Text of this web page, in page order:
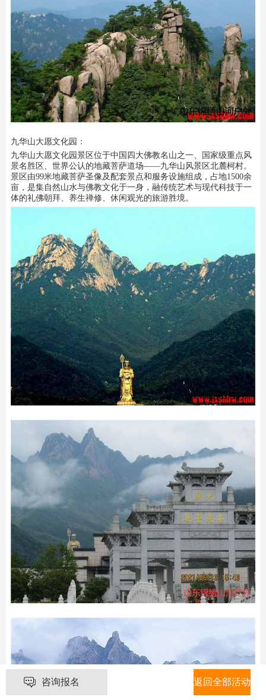
九华山大愿文化园：
九华山大愿文化园景区位于中国四大佛教名山之一、国家级重点风
景名胜区、世界公认的地藏菩萨道场――九华山风景区北麓柯村。
景区由99米地藏菩萨圣像及配套景点和服务设施组成，占地1500余
亩，是集自然山水与佛教文化于一身，融传统艺术与现代科技于一
体的礼佛朝拜、养生禅修、休闲观光的旅游胜境。
咨询报名 返回全部活动